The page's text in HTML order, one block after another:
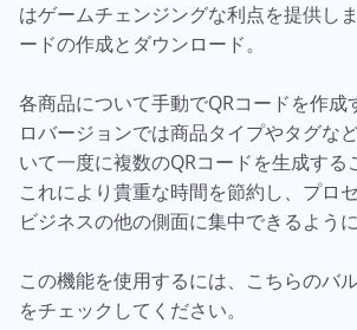
はゲームチェンジングな利点を提供し
ードの作成とダウンロード。
各商品について手動でQRコードを作成
ロバージョンでは商品タイプやタグな
いて一度に複数のQRコードを生成する
これにより貴重な時間を節約し、プロ
ビジネスの他の側面に集中できるよう
この機能を使用するには、こちらのバ
をチェックしてください。